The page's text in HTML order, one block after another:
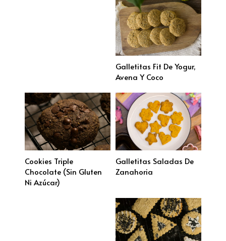
Galletitas Fit De Yogur,
Avena Y Coco
Cookies Triple
Chocolate (sin Gluten
Ni Azúcar)
Galletitas Saladas De
Zanahoria